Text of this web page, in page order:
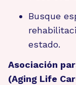
Busque
estado.
Asociación
(Aging Life